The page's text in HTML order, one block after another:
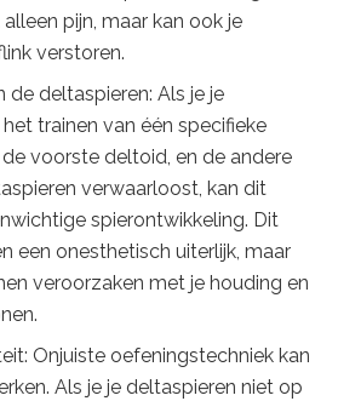
pijn, maar kan ook je
verstoren.
de deltaspieren: Als je je
trainen van één specifieke
voorste deltoid, en de andere
verwaarloost, kan dit
spierontwikkeling. Dit
een onesthetisch uiterlijk, maar
veroorzaken met je houding en
Onjuiste oefeningstechniek kan
Als je je deltaspieren niet op